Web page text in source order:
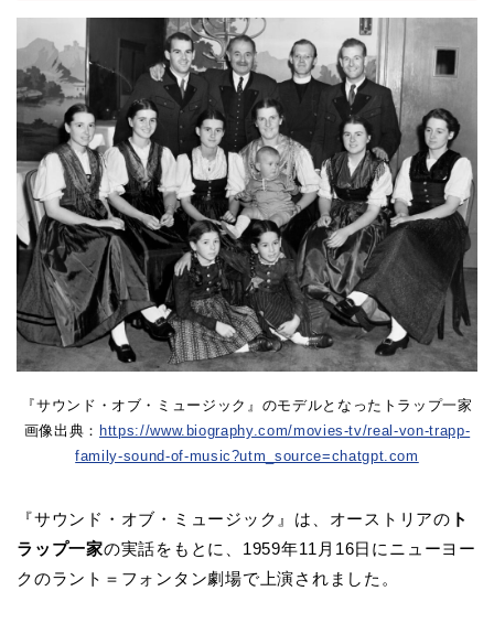
『サウンド・オブ・ミュージック』のモデルとなったトラップ一家
画像出典： https://www.biography.com/movies-tv/real-von-trapp-
family-sound-of-music?utm_source=chatgpt.com
『サウンド・オブ・ミュージック』は、オーストリアの ト
ラップ一家の実話をもとに、1959年11月16日にニューヨー
クのラント＝フォンタン劇場で上演されました。